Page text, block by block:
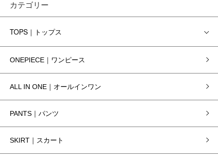
カテゴリー
TOPS｜トップス
ONEPIECE｜ワンピース
ALL IN ONE｜オールインワン
PANTS｜パンツ
SKIRT｜スカート